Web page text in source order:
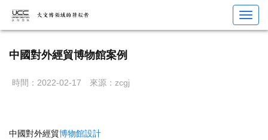
您當前位置： 首頁>展館設計
中國對外經貿博物館案例
時間：2022-02-17 來源：zcgj
中國對外經貿博物館設計